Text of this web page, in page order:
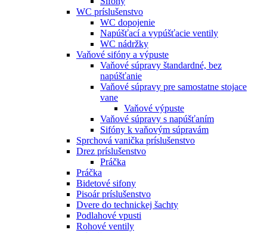
WC príslušenstvo
WC dopojenie
Napúšťací a vypúšťacie ventily
WC nádržky
Vaňové sifóny a výpuste
Vaňové súpravy štandardné, bez
napúšťanie
Vaňové súpravy pre samostatne stojace
vane
Vaňové výpuste
Vaňové súpravy s napúšťaním
Sifóny k vaňovým súpravám
Sprchová vanička príslušenstvo
Drez príslušenstvo
Práčka
Práčka
Bidetové sifony
Pisoár príslušenstvo
Dvere do technickej šachty
Podlahové vpusti
Rohové ventily